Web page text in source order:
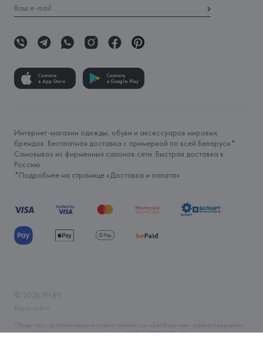
Скачать
в App Store
Скачать
в Google Play
Интернет-магазин одежды, обуви и аксессуаров мировых
брендов. Бесплатная доставка с примеркой по всей Беларуси*.
Самовывоз из фирменных салонов сети. Быстрая доставка в
Россию.
*Подробнее на странице «Доставка и оплата»
© 2026 FH.BY
Карта сайта
Общество с дополнительной ответственностью «БелВиринея» зарегистрировано
06.04.2006 Минским горисполкомом. УНП 190706320. Юр.адрес: г. Минск, ул.